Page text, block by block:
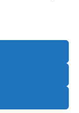
-Privacy